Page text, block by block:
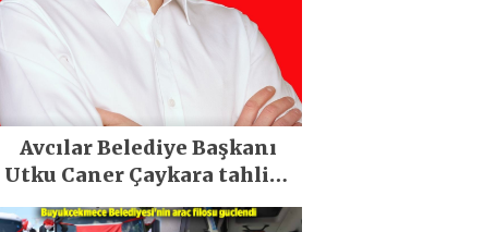
Avcılar Belediye Başkanı
Utku Caner Çaykara tahliye
edildi